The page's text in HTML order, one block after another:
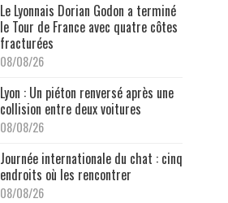
Le Lyonnais Dorian Godon a terminé
le Tour de France avec quatre côtes
fracturées
08/08/26
Lyon : Un piéton renversé après une
collision entre deux voitures
08/08/26
Journée internationale du chat : cinq
endroits où les rencontrer
08/08/26